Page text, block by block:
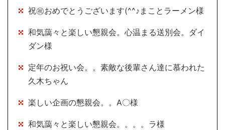
祝㊗おめでとうございます(^^♪まことラーメン様
和気藹々と楽しい懇親会。心温まる送別会。ダイ
ダン様
定年のお祝い会。。素敵な後輩さん達に慕われた
久木ちゃん
楽しい企画の懇親会。。A〇様
和気藹々と楽しい懇親会。。。。ラ様